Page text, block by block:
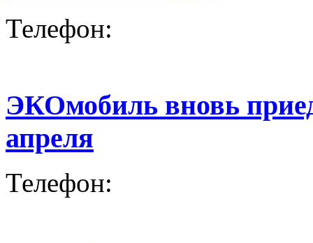
Телефон:
ЭКОмобиль вновь
апреля
Телефон: